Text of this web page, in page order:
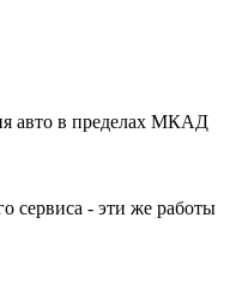
авто в пределах МКАД
сервиса - эти же работы